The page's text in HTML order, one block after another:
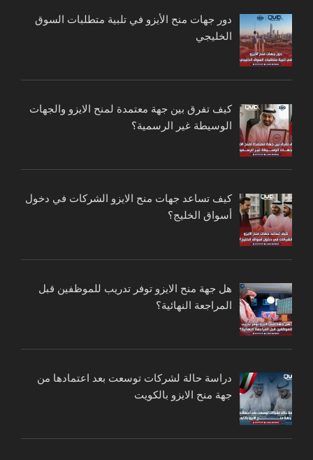
دور جهات منح الأيزو في تلبية متطلبات السوق
الخليجي
كيف تفرق بين جهة معتمدة لمنح الايزو والجهات
الوسيطة غير الرسمية؟
كيف تساعد جهات منح الايزو الشركات في دخول
أسواق الخليج؟
هل جهة منح الايزو توفر تدريب للموظفين قبل
المراجعة النهائية؟
دراسة حالة لشركات توسعت بعد اعتمادها من
جهة منح الايزو بالكويت